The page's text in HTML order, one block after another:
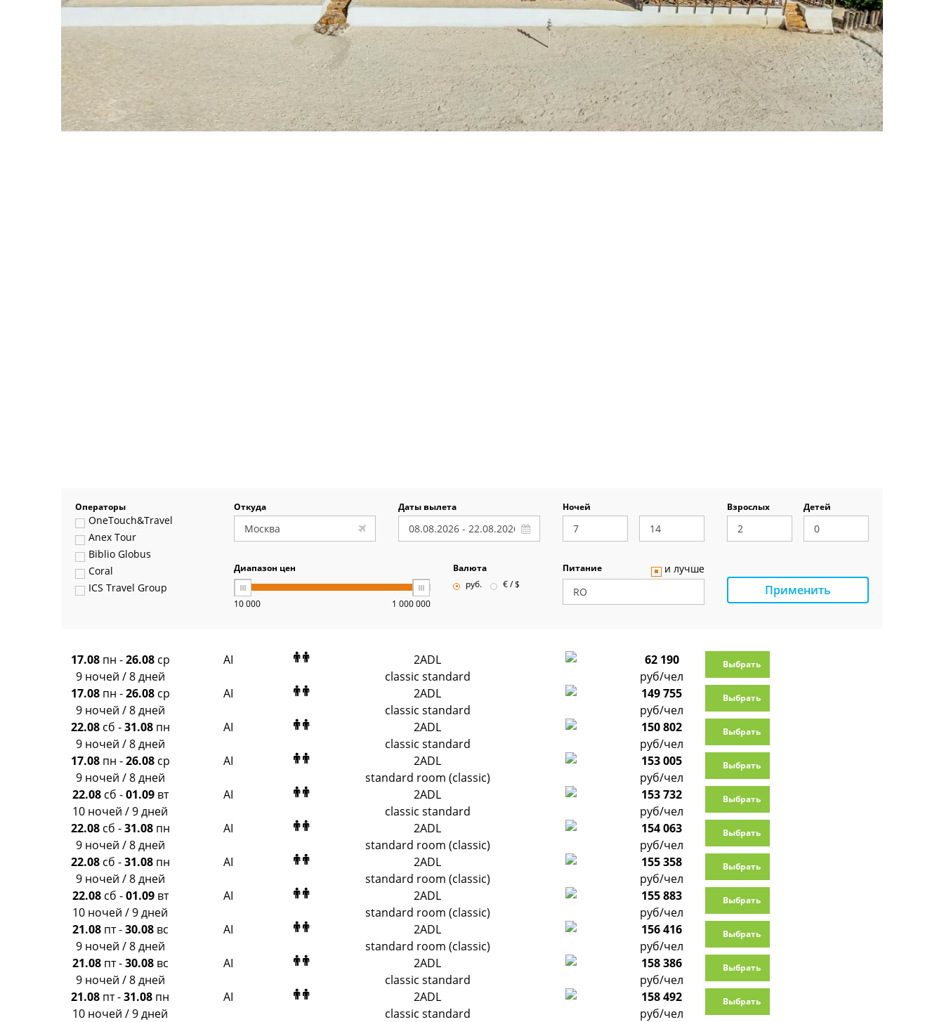
Операторы
OneTouch&Travel
Anex Tour
Biblio Globus
Coral
ICS Travel Group
Panteon
Ambotis
Paks
Amigo-S
Pac Group
Alean
Sunmar
PlanTravel
FUN&SUN ex TUI
Крымская Волна
LOTI
Russian Express
Интурист
Travelata
Откуда Даты вылета Ночей Взрослых Детей
Диапазон цен
10 000 1 000 000
Валюта
руб.
€ / $
Питание и лучше
Применить
17.08 пн -26.08 ср
9 ночей / 8 дней
AI
2ADL
classic standard
62 190
руб/чел
Выбрать
17.08 пн -26.08 ср
9 ночей / 8 дней
AI
2ADL
classic standard
149 755
руб/чел
Выбрать
22.08 сб -31.08 пн
9 ночей / 8 дней
AI
2ADL
classic standard
150 802
руб/чел
Выбрать
17.08 пн -26.08 ср
9 ночей / 8 дней
AI
2ADL
standard room (classic)
153 005
руб/чел
Выбрать
22.08 сб -01.09 вт
10 ночей / 9 дней
AI
2ADL
classic standard
153 732
руб/чел
Выбрать
22.08 сб -31.08 пн
9 ночей / 8 дней
AI
2ADL
standard room (classic)
154 063
руб/чел
Выбрать
22.08 сб -31.08 пн
9 ночей / 8 дней
AI
2ADL
standard room (classic)
155 358
руб/чел
Выбрать
22.08 сб -01.09 вт
10 ночей / 9 дней
AI
2ADL
standard room (classic)
155 883
руб/чел
Выбрать
21.08 пт-30.08 вс
9 ночей / 8 дней
AI
2ADL
standard room (classic)
156 416
руб/чел
Выбрать
21.08 пт-30.08 вс
9 ночей / 8 дней
AI
2ADL
classic standard
158 386
руб/чел
Выбрать
21.08 пт-31.08 пн
10 ночей / 9 дней
AI
2ADL
classic standard
158 492
руб/чел
Выбрать